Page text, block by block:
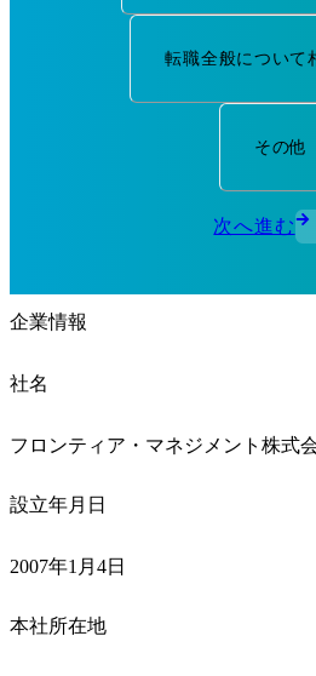
転職全般について
その他
次へ進む
企業情報
社名
フロンティア・マネジメント株式
設立年月日
2007年1月4日
本社所在地